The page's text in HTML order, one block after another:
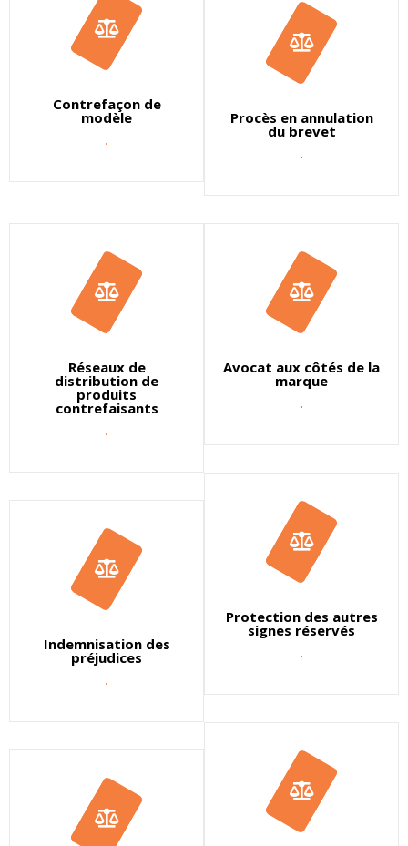
Contrefaçon de
modèle
.
Procès en annulation
du brevet
.
Réseaux de
distribution de
produits
contrefaisants
.
Indemnisation des
préjudices
.
Avocat aux côtés de la
marque
.
Protection des autres
signes réservés
.